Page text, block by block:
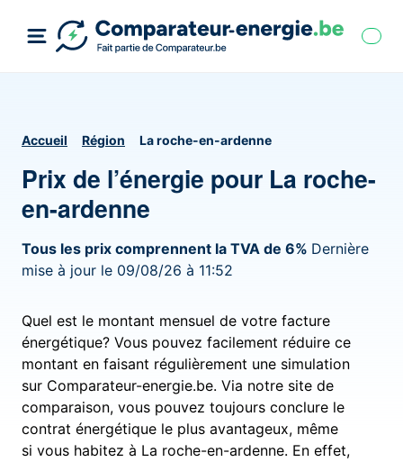
Accueil Région La roche-en-ardenne
Prix de l’énergie pour La roche-
en-ardenne
Tous les prix comprennent la TVA de 6% Dernière
mise à jour le 09/08/26 à 11:52
Quel est le montant mensuel de votre facture
énergétique? Vous pouvez facilement réduire ce
montant en faisant régulièrement une simulation
sur Comparateur-energie.be. Via notre site de
comparaison, vous pouvez toujours conclure le
contrat énergétique le plus avantageux, même
si vous habitez à La roche-en-ardenne. En effet,